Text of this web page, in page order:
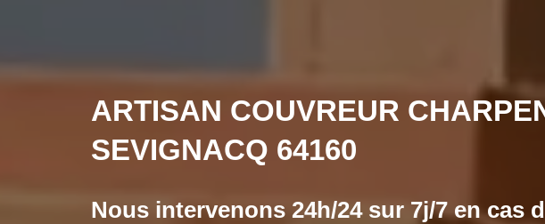
ARTISAN COUVREUR
SEVIGNACQ 64160
Nous intervenons 24h/24 sur 7j/7 en cas